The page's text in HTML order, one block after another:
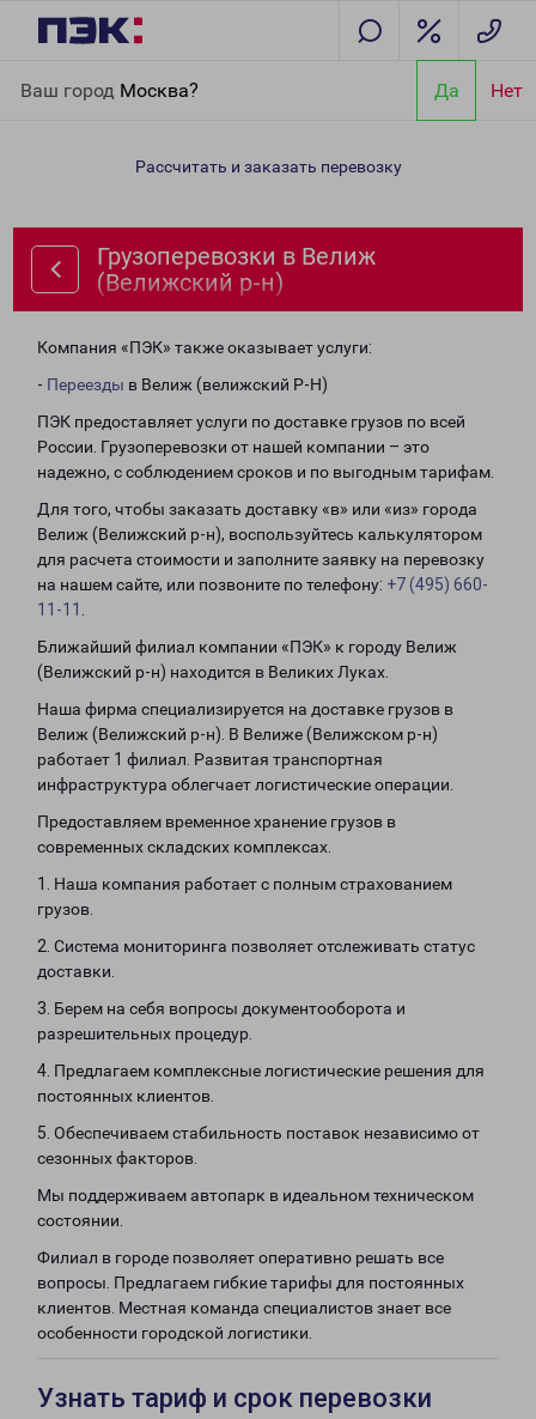
Ваш город Москва? Да Нет
н)
Рассчитать и заказать перевозку
Грузоперевозки в Велиж
(Велижский р-н)
Компания «ПЭК» также оказывает услуги:
- Переезды в Велиж (велижский Р-Н)
ПЭК предоставляет услуги по доставке грузов по всей
России. Грузоперевозки от нашей компании – это
надежно, с соблюдением сроков и по выгодным тарифам.
Для того, чтобы заказать доставку «в» или «из» города
Велиж (Велижский р-н), воспользуйтесь калькулятором
для расчета стоимости и заполните заявку на перевозку
на нашем сайте, или позвоните по телефону: +7 (495) 660-
11-11
Ближайший филиал компании «ПЭК» к городу Велиж
(Велижский р-н) находится в Великих Луках.
Наша фирма специализируется на доставке грузов в
Велиж (Велижский р-н). В Велиже (Велижском р-н)
работает 1 филиал. Развитая транспортная
инфраструктура облегчает логистические операции.
Предоставляем временное хранение грузов в
современных складских комплексах.
1. Наша компания работает с полным страхованием
грузов.
2. Система мониторинга позволяет отслеживать статус
доставки.
3. Берем на себя вопросы документооборота и
разрешительных процедур.
4. Предлагаем комплексные логистические решения для
постоянных клиентов.
5. Обеспечиваем стабильность поставок независимо от
сезонных факторов.
Мы поддерживаем автопарк в идеальном техническом
состоянии.
Филиал в городе позволяет оперативно решать все
вопросы. Предлагаем гибкие тарифы для постоянных
клиентов. Местная команда специалистов знает все
особенности городской логистики.
Узнать тариф и срок перевозки